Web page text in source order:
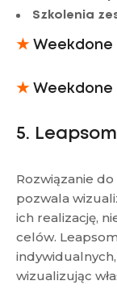
Szkolenia
★
★ Weekdone
5.
Rozwiązanie
pozwala
ich realizację,
celów.
wizualizując